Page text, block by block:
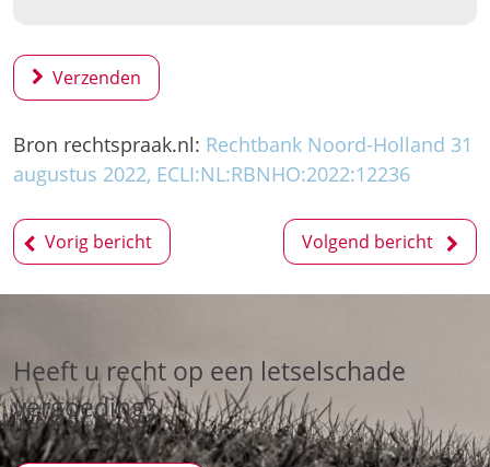
Verzenden
Bron rechtspraak.nl: Rechtbank Noord-Holland 31
augustus 2022, ECLI:NL:RBNHO:2022:12236
Bericht
navigatie
Vorig bericht Volgend bericht
Heeft u recht op een letselschade
vergoeding?